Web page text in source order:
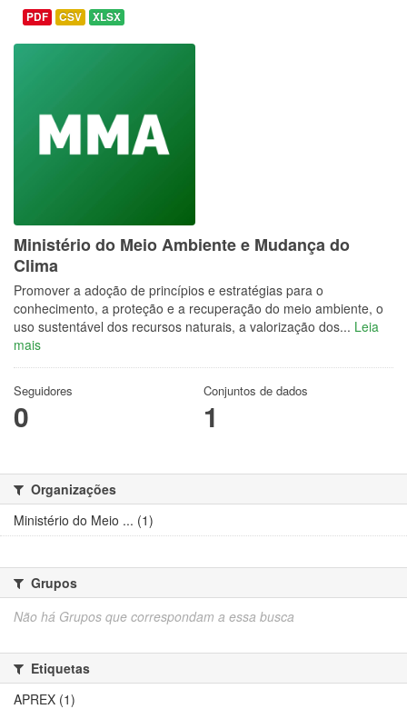
PDF CSV XLSX
Ministério do Meio Ambiente e Mudança do
Clima
Promover a adoção de princípios e estratégias para o
conhecimento, a proteção e a recuperação do meio ambiente, o
uso sustentável dos recursos naturais, a valorização dos... Leia
mais
Seguidores
0
Conjuntos de dados
1
Organizações
Ministério do Meio ... (1)
Grupos
Não há Grupos que correspondam a essa busca
Etiquetas
APREX (1)